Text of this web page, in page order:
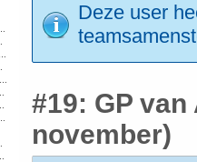
Deze user
#19: GP
november)